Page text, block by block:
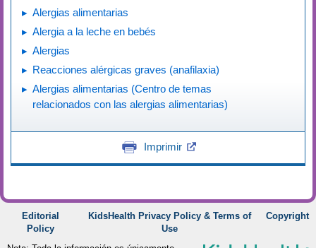
Alergias alimentarias
Alergia a la leche en bebés
Alergias
Reacciones alérgicas graves (anafilaxia)
Alergias alimentarias (Centro de temas
relacionados con las alergias alimentarias)
Imprimir
Editorial
Policy
KidsHealth Privacy Policy & Terms of
Use
Copyright